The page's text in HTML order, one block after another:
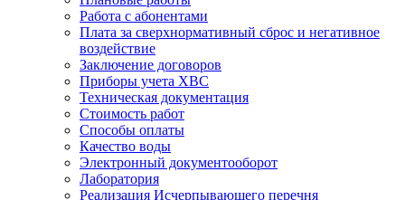
Работа с абонентами
Плата за сверхнормативный сброс и негативное
воздействие
Заключение договоров
Приборы учета ХВС
Техническая документация
Стоимость работ
Способы оплаты
Качество воды
Электронный документооборот
Лаборатория
Реализация Исчерпывающего перечня